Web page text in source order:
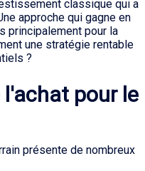
classique qui a
approche qui gagne en
principalement pour la
une stratégie rentable
?
pour le
présente de nombreux